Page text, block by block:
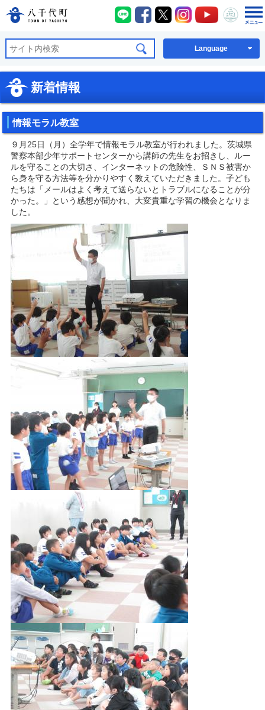
八千代町公式ホームページ
八千代町LINE
八千代町Facebook
八千代町X八千代町Instagram
八千代町
八千
Language
新着情報
情報モラル教室
９月25日（月）全学年で情報モラル教室が行われました。茨城県
警察本部少年サポートセンターから講師の先生をお招きし、ルー
ルを守ることの大切さ、インターネットの危険性、ＳＮＳ被害か
ら身を守る方法等を分かりやすく教えていただきました。子ども
たちは「メールはよく考えて送らないとトラブルになることが分
かった。」という感想が聞かれ、大変貴重な学習の機会となりま
した。